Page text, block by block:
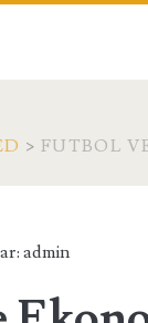
>FUTBOL
admin